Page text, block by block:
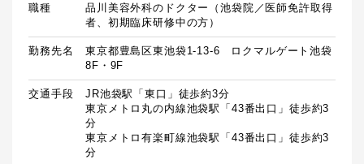
職種
品川美容外科のドクター（池袋院／医師免許取得
者、初期臨床研修中の方）
勤務先名
東京都豊島区東池袋1-13-6 ロクマルゲート池袋
8F・9F
交通手段
JR池袋駅「東口」徒歩約3分
東京メトロ丸の内線池袋駅「43番出口」徒歩約3
分
東京メトロ有楽町線池袋駅「43番出口」徒歩約3
分